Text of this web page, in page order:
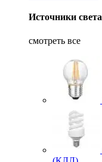
Источники света
смотреть все